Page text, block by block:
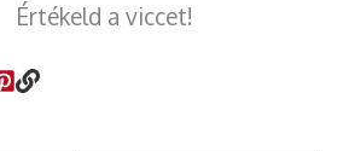
Értékeld a viccet!